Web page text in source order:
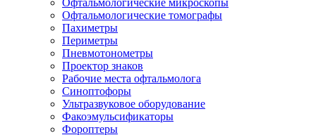
Офтальмологические микроскопы
Офтальмологические томографы
Пахиметры
Периметры
Пневмотонометры
Проектор знаков
Рабочие места офтальмолога
Синоптофоры
Ультразвуковое оборудование
Факоэмульсификаторы
Фороптеры